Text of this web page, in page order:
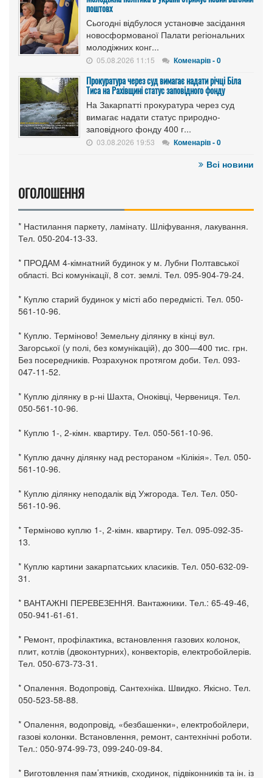
поштовх
Сьогодні відбулося установче засідання
новосформованої Палати регіональних
молодіжних конг...
05.08.2026 11:15 Коменарів - 0
Прокуратура через суд вимагає надати річці Біла
Тиса на Рахівщині статус заповідного фонду
На Закарпатті прокуратура через суд
вимагає надати статус природно-
заповідного фонду 400 г...
03.08.2026 19:53 Коменарів - 0
Всі новини
ОГОЛОШЕННЯ
* Настилання паркету, ламінату. Шліфування, лакування.
Тел. 050-204-13-33.
* ПРОДАМ 4-кімнатний будинок у м. Лубни Полтавської
області. Всі комунікації, 8 сот. землі. Тел. 095-904-79-24.
* Куплю старий будинок у місті або передмісті. Тел. 050-
561-10-96.
* Куплю. Терміново! Земельну ділянку в кінці вул.
Загорської (у полі, без комунікацій), до 300—400 тис. грн.
Без посередників. Розрахунок протягом доби. Тел. 093-
047-11-52.
* Куплю ділянку в р-ні Шахта, Оноківці, Червениця. Тел.
050-561-10-96.
* Куплю 1-, 2-кімн. квартиру. Тел. 050-561-10-96.
* Куплю дачну ділянку над рестораном «Кілікія». Тел. 050-
561-10-96.
* Куплю ділянку неподалік від Ужгорода. Тел. Тел. 050-
561-10-96.
* Терміново куплю 1-, 2-кімн. квартиру. Тел. 095-092-35-
13.
* Куплю картини закарпатських класиків. Тел. 050-632-09-
31.
* ВАНТАЖНІ ПЕРЕВЕЗЕННЯ. Вантажники. Тел.: 65-49-46,
050-941-61-61.
* Ремонт, профілактика, встановлення газових колонок,
плит, котлів (двоконтурних), конвекторів, електробойлерів.
Тел. 050-673-73-31.
* Опалення. Водопровід. Сантехніка. Швидко. Якісно. Тел.
050-523-58-88.
* Опалення, водопровід, «безбашенки», електробойлери,
газові колонки. Встановлення, ремонт, сантехнічні роботи.
Тел.: 050-974-99-73, 099-240-09-84.
* Виготовлення пам’ятників, сходинок, підвіконників та ін. із